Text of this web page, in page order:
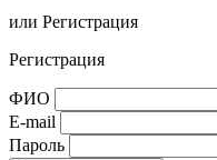
или Регистрация
Регистрация
ФИО
E-mail
Пароль